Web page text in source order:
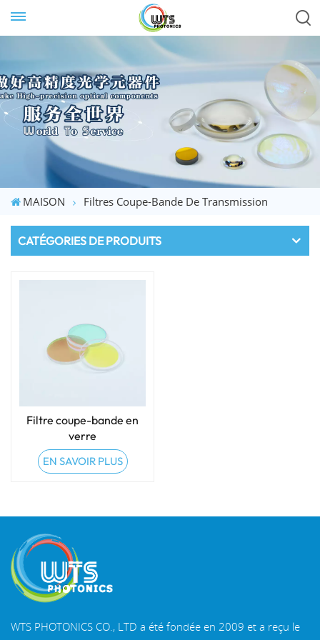
MAISON Filtres Coupe-Bande De Transmission
CATÉGORIES DE PRODUITS
Filtre coupe-bande en
verre
EN SAVOIR PLUS
WTS PHOTONICS CO., LTD a été fondée en 2009 et a reçu le